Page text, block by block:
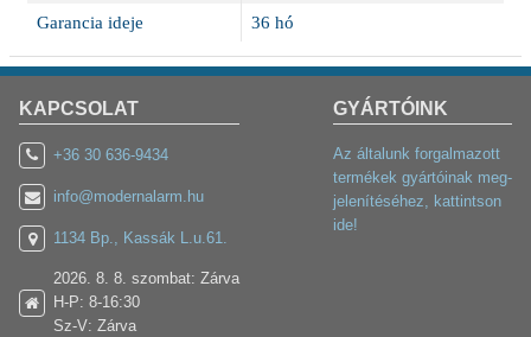
Garancia ideje
36 hó
KAPCSOLAT
+36 30 636-9434
info@modernalarm.hu
1134 Bp., Kassák L.u.61.
2026. 8. 8. szombat: Zárva
H-P: 8-16:30
Sz-V: Zárva
GYÁRTÓINK
Az általunk forgalmazott
termékek gyártóinak meg-
jelenítéséhez, kattintson
ide!